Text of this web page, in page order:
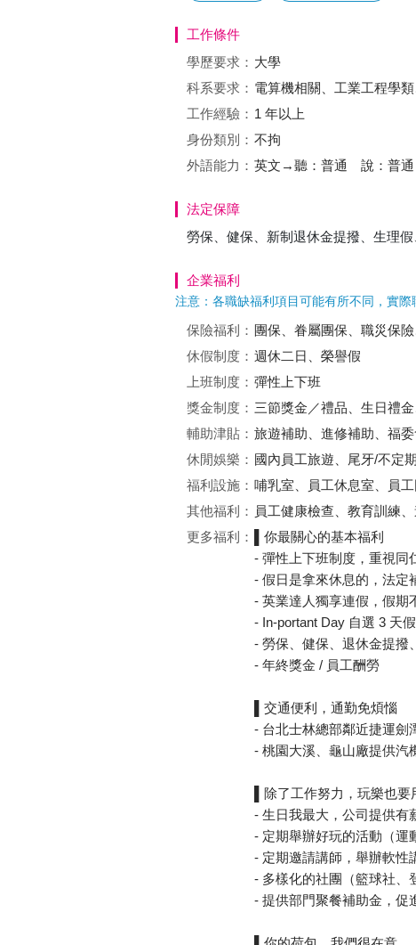
工作條件
學歷要求： 大學
科系要求： 電算機相關、工業工程學
工作經驗： 1 年以上
身份類別： 不拘
外語能力： 英文→聽：普通 說：普
法定保障
勞保、健保、新制退休金提撥、生理
企業福利
注意：各職缺福利項目可能有所不同，實際
保險福利： 團保、眷屬團保、職災保
休假制度： 週休二日、榮譽假
上班制度： 彈性上下班
獎金制度： 三節獎金／禮品、生日禮
輔助津貼： 旅遊補助、進修補助、福
休閒娛樂： 國內員工旅遊、尾牙/不定
福利設施： 哺乳室、員工休息室、員
其他福利： 員工健康檢查、教育訓練
更多福利：
▌你最關心的基本福利
- 彈性上下班制度，重視同
- 假日是拿來休息的，法定
- 英業達人獨享連假，假期
- In-portant Day 自選 3 天
- 勞保、健保、退休金提撥
- 年終獎金 / 員工酬勞
▌交通便利，通勤免煩惱
- 台北士林總部鄰近捷運劍
- 桃園大溪、龜山廠提供汽
▌除了工作努力，玩樂也要
- 生日我最大，公司提供有
- 定期舉辦好玩的活動（運
- 定期邀請講師，舉辦軟性
- 多樣化的社團（籃球社、
- 提供部門聚餐補助金，促